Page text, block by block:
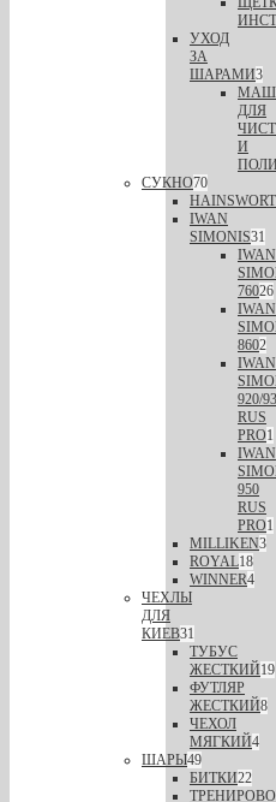
УХОД
ЗА
ШАРАМИ3
ДЛЯ
И
СУКНО70
IWAN
SIMONIS31
IWAN
76026
IWAN
8602
IWAN
920/
RUS
PRO1
IWAN
950
RUS
PRO1
MILLIKEN3
ROYAL18
WINNER4
ЧЕХЛЫ
ДЛЯ
КИЕВ31
ТУБУС
ЖЕСТКИЙ19
ФУТЛЯР
ЖЕСТКИЙ8
ЧЕХОЛ
МЯГКИЙ4
ШАРЫ49
БИТКИ22